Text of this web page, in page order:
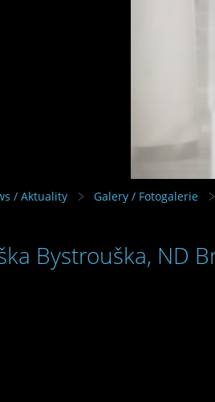
/ Aktuality Galery / Fotogalerie
Bystrouška, ND